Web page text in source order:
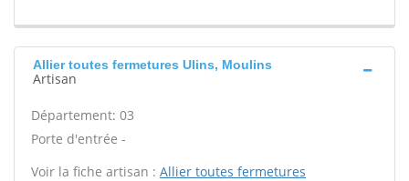
Allier toutes fermetures Ulins, Moulins
Artisan
Département: 03
Porte d'entrée -
Voir la fiche artisan : Allier toutes fermetures